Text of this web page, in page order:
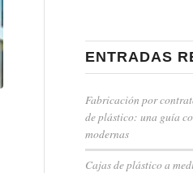
ENTRADAS
Fabricación por
de plástico: una guía
modernas
Cajas de plástico a